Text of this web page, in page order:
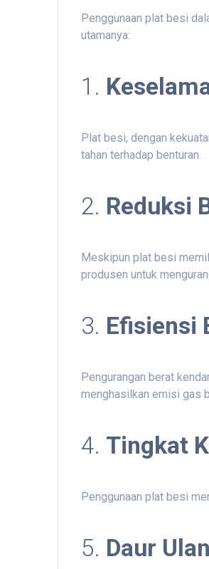
Penggunaan plat besi
utamanya:
1.
Plat besi, dengan
tahan terhadap benturan.
2. Reduksi
Meskipun plat besi
produsen untuk
3. Efisiensi
Pengurangan berat
menghasilkan emisi gas
4. Tingkat
Penggunaan plat besi
5. Daur